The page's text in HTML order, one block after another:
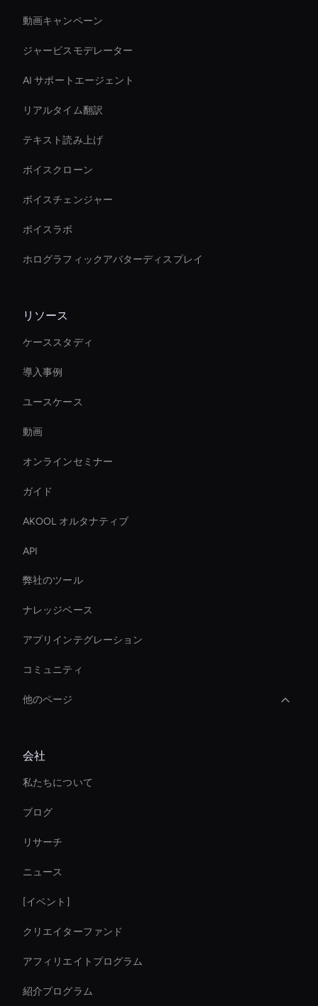
動画キャンペーン
ジャービスモデレーター
AI サポートエージェント
リアルタイム翻訳
テキスト読み上げ
ボイスクローン
ボイスチェンジャー
ボイスラボ
ホログラフィックアバターディスプレイ
リソース
ケーススタディ
導入事例
ユースケース
動画
オンラインセミナー
ガイド
AKOOL オルタナティブ
API
弊社のツール
ナレッジベース
アプリインテグレーション
コミュニティ
他のページ
Ai Avatar For Training
Enterprise Solutions For Ai Avatars
Virtual Camera Ai
AI ビデオミームジェネレーター
Interactive Product Demo Ai
AI ビデオノイズ除去ツール
AI アバターを瞬時に作成
会社
私たちについて
ブログ
リサーチ
ニュース
[イベント]
クリエイターファンド
アフィリエイトプログラム
紹介プログラム